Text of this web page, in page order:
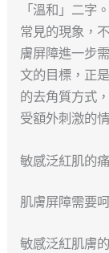
「溫和」二字
常見的現象，
膚屏障進一步
文的目標，正
的去角質方式
受額外刺激的
敏感泛紅肌的
肌膚屏障需要
敏感泛紅肌膚